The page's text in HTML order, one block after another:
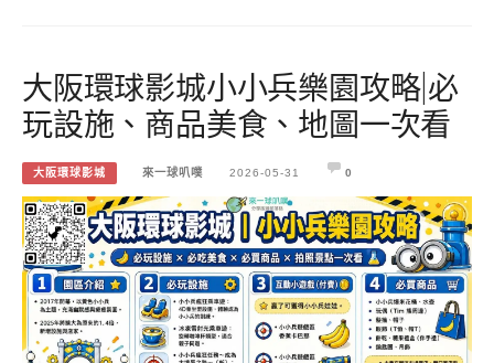
大阪環球影城小小兵樂園攻略|必
玩設施、商品美食、地圖一次看
大阪環球影城 來一球叭噗 2026-05-31 0